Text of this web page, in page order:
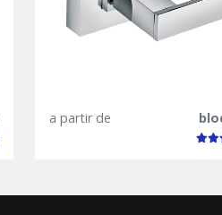
a partir de